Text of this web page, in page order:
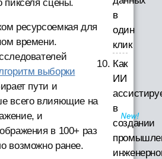
пикселя сцены.
ресурсоемкая для
времени.
выборки
пути и
всего влияющие на
и
в 100+ раз
возможно ранее.
в
один
клик
Как
ИИ
в
создании